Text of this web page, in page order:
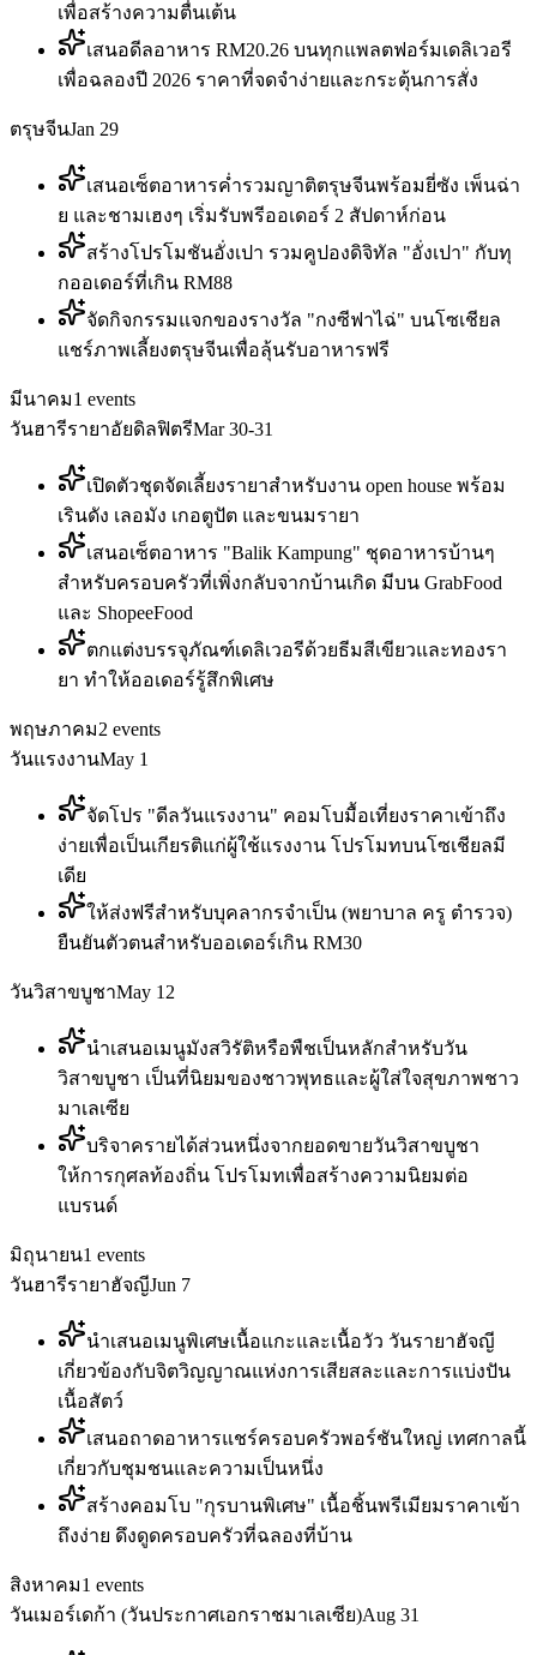
เพื่อสร้างความตื่นเต้น
เสนอดีลอาหาร RM20.26 บนทุกแพลตฟอร์มเดลิเวอรี
เพื่อฉลองปี 2026 ราคาที่จดจำง่ายและกระตุ้นการสั่ง
ตรุษจีนJan 29
เสนอเซ็ตอาหารค่ำรวมญาติตรุษจีนพร้อมยี่ซัง เพ็นฉ่า
ย และชามเฮงๆ เริ่มรับพรีออเดอร์ 2 สัปดาห์ก่อน
สร้างโปรโมชันอั่งเปา รวมคูปองดิจิทัล "อั่งเปา" กับทุ
กออเดอร์ที่เกิน RM88
จัดกิจกรรมแจกของรางวัล "กงซีฟาไฉ่" บนโซเชียล
แชร์ภาพเลี้ยงตรุษจีนเพื่อลุ้นรับอาหารฟรี
มีนาคม1 events
วันฮารีรายาอัยดิลฟิตรีMar 30-31
เปิดตัวชุดจัดเลี้ยงรายาสำหรับงาน open house พร้อม
เรินดัง เลอมัง เกอตูปัต และขนมรายา
เสนอเซ็ตอาหาร "Balik Kampung" ชุดอาหารบ้านๆ
สำหรับครอบครัวที่เพิ่งกลับจากบ้านเกิด มีบน GrabFood
และ ShopeeFood
ตกแต่งบรรจุภัณฑ์เดลิเวอรีด้วยธีมสีเขียวและทองรา
ยา ทำให้ออเดอร์รู้สึกพิเศษ
พฤษภาคม2 events
วันแรงงานMay 1
จัดโปร "ดีลวันแรงงาน" คอมโบมื้อเที่ยงราคาเข้าถึง
ง่ายเพื่อเป็นเกียรติแก่ผู้ใช้แรงงาน โปรโมทบนโซเชียลมี
เดีย
ให้ส่งฟรีสำหรับบุคลากรจำเป็น (พยาบาล ครู ตำรวจ)
ยืนยันตัวตนสำหรับออเดอร์เกิน RM30
วันวิสาขบูชาMay 12
นำเสนอเมนูมังสวิรัติหรือพืชเป็นหลักสำหรับวัน
วิสาขบูชา เป็นที่นิยมของชาวพุทธและผู้ใส่ใจสุขภาพชาว
มาเลเซีย
บริจาครายได้ส่วนหนึ่งจากยอดขายวันวิสาขบูชา
ให้การกุศลท้องถิ่น โปรโมทเพื่อสร้างความนิยมต่อ
แบรนด์
มิถุนายน1 events
วันฮารีรายาฮัจญีJun 7
นำเสนอเมนูพิเศษเนื้อแกะและเนื้อวัว วันรายาฮัจญี
เกี่ยวข้องกับจิตวิญญาณแห่งการเสียสละและการแบ่งปัน
เนื้อสัตว์
เสนอถาดอาหารแชร์ครอบครัวพอร์ชันใหญ่ เทศกาลนี้
เกี่ยวกับชุมชนและความเป็นหนึ่ง
สร้างคอมโบ "กุรบานพิเศษ" เนื้อชิ้นพรีเมียมราคาเข้า
ถึงง่าย ดึงดูดครอบครัวที่ฉลองที่บ้าน
สิงหาคม1 events
วันเมอร์เดก้า (วันประกาศเอกราชมาเลเซีย)Aug 31